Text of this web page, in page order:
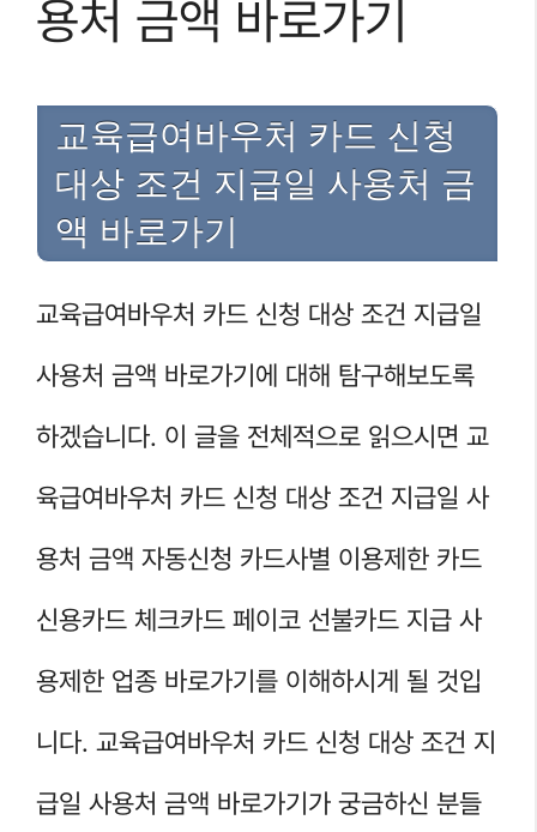
용처 금액 바로가기
교육급여바우처 카드 신청
대상 조건 지급일 사용처 금
액 바로가기
교육급여바우처 카드 신청 대상 조건 지급일
사용처 금액 바로가기에 대해 탐구해보도록
하겠습니다. 이 글을 전체적으로 읽으시면 교
육급여바우처 카드 신청 대상 조건 지급일 사
용처 금액 자동신청 카드사별 이용제한 카드
신용카드 체크카드 페이코 선불카드 지급 사
용제한 업종 바로가기를 이해하시게 될 것입
니다. 교육급여바우처 카드 신청 대상 조건 지
급일 사용처 금액 바로가기가 궁금하신 분들